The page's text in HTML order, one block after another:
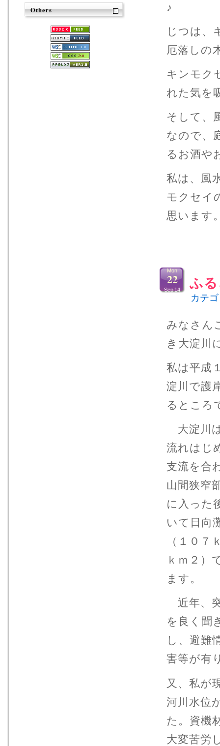
♪
じつは、
厄落しの
キンモク
れた気を
そして、
なので、
るお酒や
私は、風
モクセイ
思います
ふ
Mon
22
Sep’14
カテ
みなさん
き大淀川
私は平成
淀川で護
るところ
大淀川
流れはじ
支流を合
山間狭窄
に入った
いて日向
（１０
ｋｍ２）
ます。
近年、
を良く聞
し、避難
害等が有
又、私が
河川水位
た。資機
大変苦労
Others